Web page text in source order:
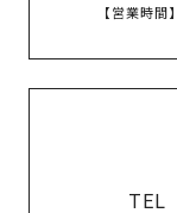
【営業時間】
TEL